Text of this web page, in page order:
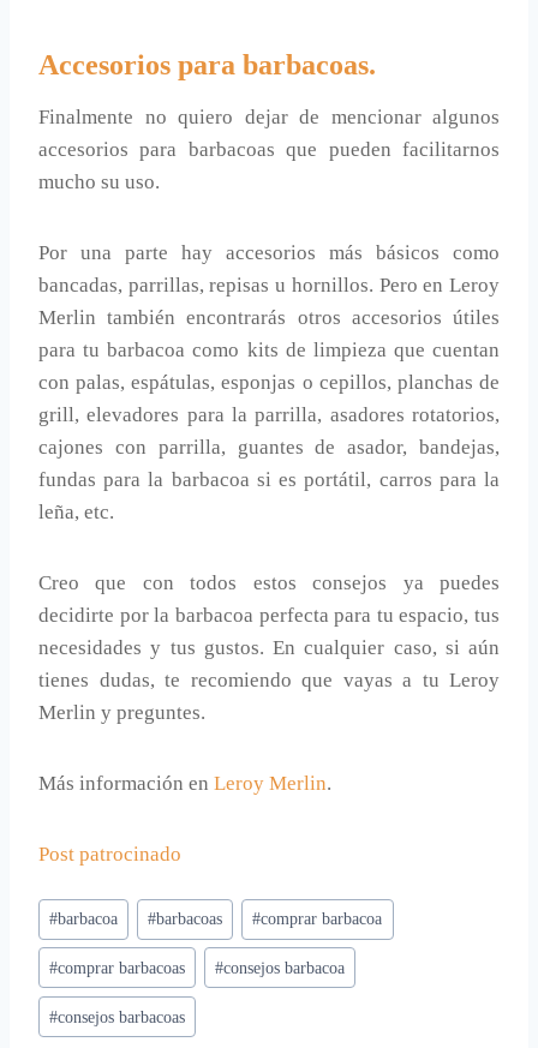
Accesorios para barbacoas.
Finalmente no quiero dejar de mencionar algunos
accesorios para barbacoas que pueden facilitarnos
mucho su uso.
Por una parte hay accesorios más básicos como
bancadas, parrillas, repisas u hornillos. Pero en Leroy
Merlin también encontrarás otros accesorios útiles
para tu barbacoa como kits de limpieza que cuentan
con palas, espátulas, esponjas o cepillos, planchas de
grill, elevadores para la parrilla, asadores rotatorios,
cajones con parrilla, guantes de asador, bandejas,
fundas para la barbacoa si es portátil, carros para la
leña, etc.
Creo que con todos estos consejos ya puedes
decidirte por la barbacoa perfecta para tu espacio, tus
necesidades y tus gustos. En cualquier caso, si aún
tienes dudas, te recomiendo que vayas a tu Leroy
Merlin y preguntes.
Más información en Leroy Merlin.
Post patrocinado
Etiquetas
de
la
entrada:
#barbacoa #barbacoas #comprar barbacoa
#comprar barbacoas #consejos barbacoa
#consejos barbacoas